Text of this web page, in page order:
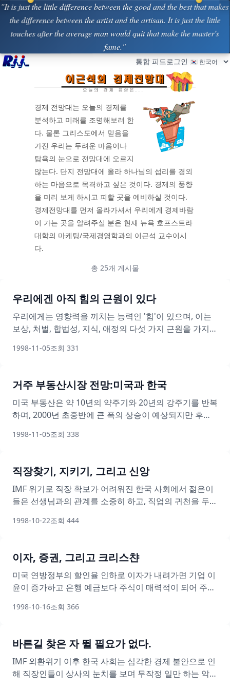
"It is just the little difference between the good and the best that makes
the difference between the artist and the artisan. It is just the little
touches after the average man would quit that make the master's
fame."
통합 피드로그인
경제 전망대는 오늘의 경제를
분석하고 미래를 조명해보려 한
다. 물론 그리스도에서 믿음을
가진 우리는 두려운 마음이나
탐욕의 눈으로 전망대에 오르지
않는다. 단지 전망대에 올라 하나님의 섭리를 경외
하는 마음으로 목격하고 싶은 것이다. 경제의 풍향
을 미리 보게 하시고 피할 곳을 예비하실 것이다.
경제전망대를 먼저 올라가셔서 우리에게 경제바람
이 가는 곳을 알려주실 분은 현재 뉴욕 호프스트라
대학의 마케팅/국제경영학과의 이근석 교수이시
다.
총 25개 게시물
우리에겐 아직 힘의 근원이 있다
우리에게는 영향력을 끼치는 능력인 '힘'이 있으며, 이는
보상, 처벌, 합법성, 지식, 애정의 다섯 가지 근원을 가지고
적으로 인식하고 있지만, 정보시대인 21세기에는 자녀에
하는 가장 강력한 힘이 될 것이다.
1998-11-05조회 331
거주 부동산시장 전망:미국과 한국
미국 부동산은 약 10년의 약주기와 20년의 강주기를 반복
하며, 2000년 초중반에 큰 폭의 상승이 예상되지만 후반
2000년 초중반부터 부동산 경기가 회복될 것으로 예상되
구입 시에는 재산에 대한 올바른 신앙적 자세를 가져야 한
다.
1998-11-05조회 338
직장찾기, 지키기, 그리고 신앙
IMF 위기로 직장 확보가 어려워진 한국 사회에서 젊은이
들은 선생님과의 관계를 소중히 하고, 직업의 귀천을 두지
기 위해서는 부지런함, 겸손, 정직, 이웃을 위한 기도 등 신
1998-10-22조회 444
이자, 증권, 그리고 크리스챤
미국 연방정부의 할인율 인하로 이자가 내려가면 기업 이
윤이 증가하고 은행 예금보다 주식이 매력적이 되어 주식
만 한국 증권은 상승 가능성이 있으며, 크리스챤은 장기적
통한 투기에 빠지지 말아야 한다.
1998-10-16조회 366
바른길 찾은 자 뛸 필요가 없다.
IMF 외환위기 이후 한국 사회는 심각한 경제 불안으로 인
해 직장인들이 상사의 눈치를 보며 무작정 일만 하는 악순